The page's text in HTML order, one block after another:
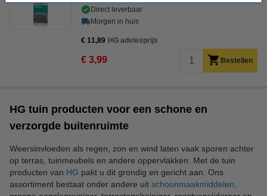
Direct leverbaar
Morgen in huis
€ 11,89 HG adviesprijs
€ 3,99 Bestellen
HG tuin producten voor een schone en
verzorgde buitenruimte
Weersinvloeden als regen, zon en wind laten vaak sporen achter
op terras, tuinmeubels en andere oppervlakken. Met de tuin
producten van HG pakt u dit grondig en gericht aan. Ons
assortiment bestaat onder andere uit schoonmaakmiddelen